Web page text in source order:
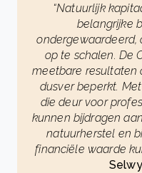
“Natuurlijk
belangrijke
ondergewaardeerd,
op te schalen. De
meetbare resultaten
dusver beperkt.
die deur voor
kunnen bijdragen
natuurherstel en
financiële waarde